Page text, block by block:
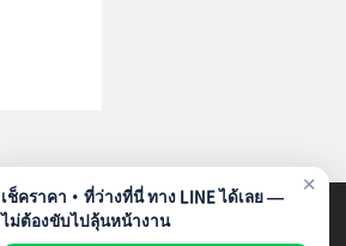
✕
เช็คราคา・ที่ว่างที่นี่ ทาง LINE ได้เลย —
ไม่ต้องขับไปลุ้นหน้างาน